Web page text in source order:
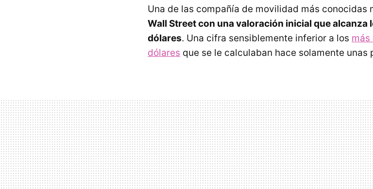
Una de las compañía de movilidad más conocidas
Wall Street con una valoración inicial que
dólares. Una cifra sensiblemente inferior a los más
dólares que se le calculaban hace solamente unas